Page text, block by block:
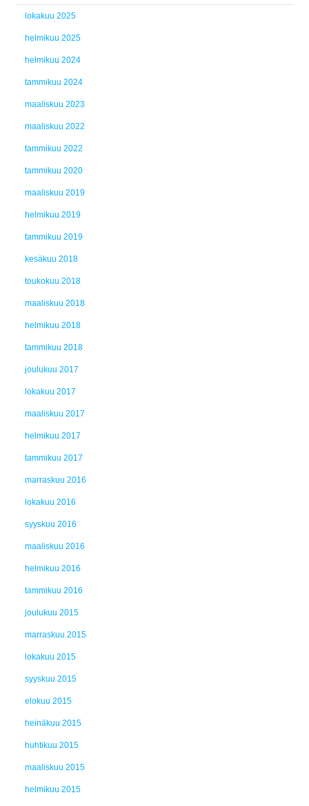
lokakuu 2025
helmikuu 2025
helmikuu 2024
tammikuu 2024
maaliskuu 2023
maaliskuu 2022
tammikuu 2022
tammikuu 2020
maaliskuu 2019
helmikuu 2019
tammikuu 2019
kesäkuu 2018
toukokuu 2018
maaliskuu 2018
helmikuu 2018
tammikuu 2018
joulukuu 2017
lokakuu 2017
maaliskuu 2017
helmikuu 2017
tammikuu 2017
marraskuu 2016
lokakuu 2016
syyskuu 2016
maaliskuu 2016
helmikuu 2016
tammikuu 2016
joulukuu 2015
marraskuu 2015
lokakuu 2015
syyskuu 2015
elokuu 2015
heinäkuu 2015
huhtikuu 2015
maaliskuu 2015
helmikuu 2015